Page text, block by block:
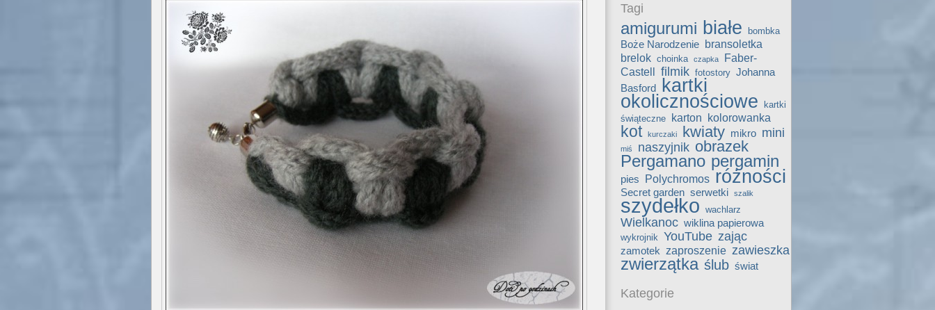
Tagi
amigurumi białe bombka
Boże Narodzenie bransoletka
brelok choinka czapka
Faber-
Castell filmik fotostory Johanna
Basford
kartki
okolicznościowe
kartki
świąteczne
karton kolorowanka
kot kurczaki kwiaty mikro mini
miś naszyjnik obrazek
Pergamano pergamin
pies Polychromos różności
Secret garden serwetki szalik
szydełko wachlarz
Wielkanoc wiklina papierowa
wykrojnik YouTube zając
zamotek zaproszenie zawieszka
zwierzątka ślub świat
Kategorie